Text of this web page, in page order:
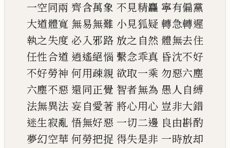
一空同兩 齊含萬象 不見精麤 寧有偏黨
大道體寬 無易無難 小見狐疑 轉急轉遲
執之失度 必入邪路 放之自然 體無去住
任性合道 逍遙絕惱 繫念乖真 昏沈不好
不好勞神 何用疎親 欲取一乘 勿惡六塵
六塵不惡 還同正覺 智者無為 愚人自縛
法無異法 妄自愛著 將心用心 豈非大錯
迷生寂亂 悟無好惡 一切二邊 良由斟酌
夢幻空華 何勞把捉 得失是非 一時放却